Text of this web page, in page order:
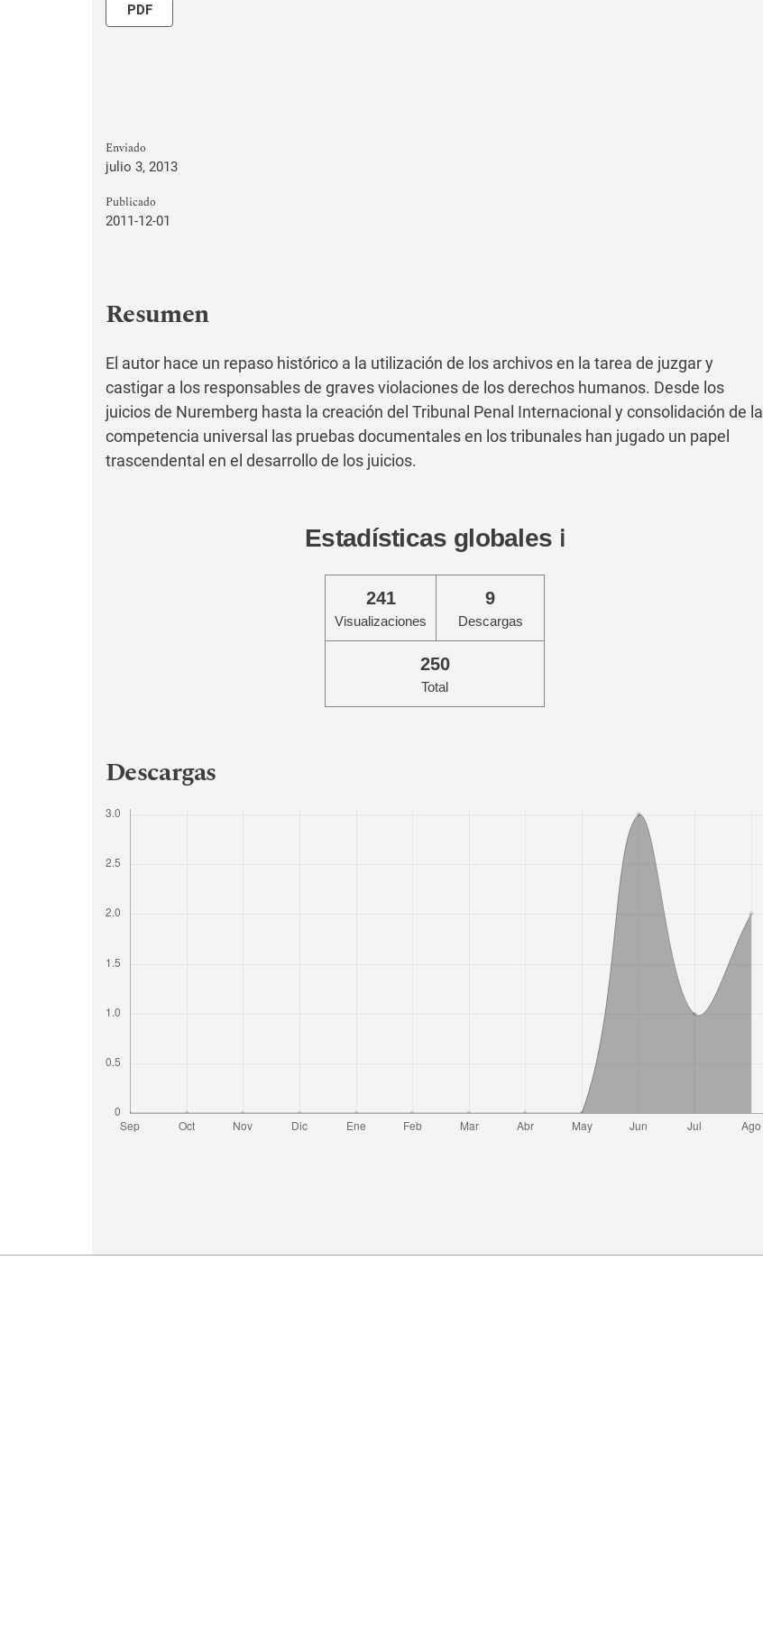
PDF
Enviado
julio 3, 2013
Publicado
2011-12-01
Resumen
El autor hace un repaso histórico a la utilización de los archivos en la tarea de juzgar y
castigar a los responsables de graves violaciones de los derechos humanos. Desde los
juicios de Nuremberg hasta la creación del Tribunal Penal Internacional y consolidación de la
competencia universal las pruebas documentales en los tribunales han jugado un papel
trascendental en el desarrollo de los juicios.
Estadísticas globales ℹ️
241
Visualizaciones
9
Descargas
250
Total
Descargas